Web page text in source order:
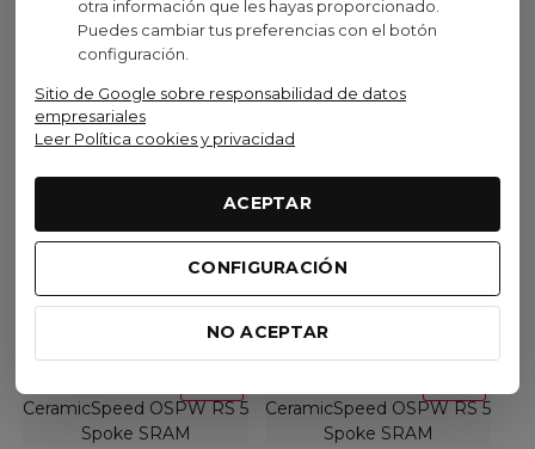
otra información que les hayas proporcionado.
Puedes cambiar tus preferencias con el botón
configuración.
Sitio de Google sobre responsabilidad de datos
empresariales
Leer Política cookies y privacidad
ACEPTAR
CONFIGURACIÓN
NO ACEPTAR
CeramicSpeed
Patilla De Cambio
CeramicSpeed OSPW
RED/FORCE AXS Negro
492,15 € (IVA inc.)
Añadir al carrito
CeramicSpeed
CeramicSpeed OSPW
RED/FORCE AXS...
492,15 € (IVA inc.)
579,00 €
Añadir al carrito